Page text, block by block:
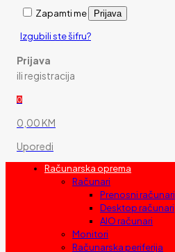
Zapamti me Prijava
Izgubili ste šifru?
Prijava
ili registracija
0
0,00 KM
Uporedi
Računarska oprema
Računari
Prenosni računari
Desktop računari
AIO računari
Monitori
Računarska periferija